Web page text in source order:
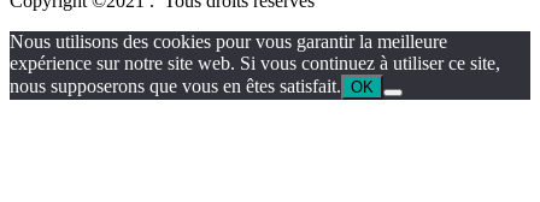
Nous utilisons des cookies pour vous garantir la meilleure
expérience sur notre site web. Si vous continuez à utiliser ce site,
nous supposerons que vous en êtes satisfait. OK